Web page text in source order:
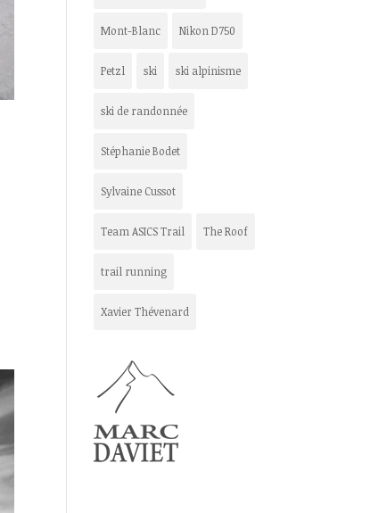
Mont-Blanc Nikon D750
Petzl ski ski alpinisme
ski de randonnée
Stéphanie Bodet
Sylvaine Cussot
Team ASICS Trail The Roof
trail running
Xavier Thévenard